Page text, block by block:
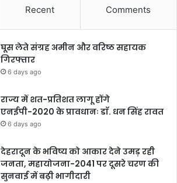
Recent Comments
घूस लेते संग्रह अमीन और वरिष्ठ सहायक
गिरफ्तार
6 days ago
राज्य में शत-प्रतिशत लागू होंगे
एनईपी-2020 के प्रावधानः डाॅ. धन सिंह रावत
6 days ago
देहरादून के भविष्य को आकार देने उमड़ रही
जनता, महायोजना-2041 पर दूसरे चरण की
सुनवाई में बढ़ी भागीदारी